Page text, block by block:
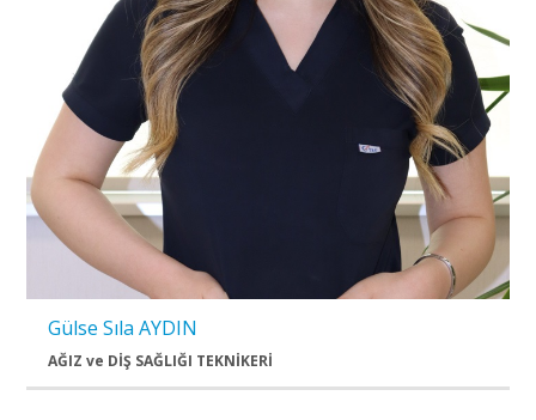
Gülse Sıla AYDIN
AĞIZ ve DİŞ SAĞLIĞI TEKNİKERİ